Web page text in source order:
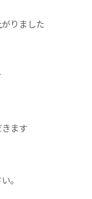
りました
ます
。